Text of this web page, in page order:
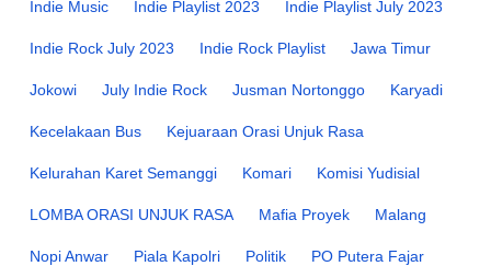
Indie Music Indie Playlist 2023 Indie Playlist July 2023
Indie Rock July 2023 Indie Rock Playlist Jawa Timur
Jokowi July Indie Rock Jusman Nortonggo Karyadi
Kecelakaan Bus Kejuaraan Orasi Unjuk Rasa
Kelurahan Karet Semanggi Komari Komisi Yudisial
LOMBA ORASI UNJUK RASA Mafia Proyek Malang
Nopi Anwar Piala Kapolri Politik PO Putera Fajar